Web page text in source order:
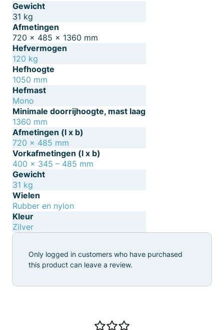
Gewicht
31 kg
Afmetingen
720 × 485 × 1360 mm
Hefvermogen
120 kg
Hefhoogte
1050 mm
Hefmast
Mono
Minimale doorrijhoogte, mast laag
1360 mm
Afmetingen (l x b)
720 x 485 mm
Vorkafmetingen (l x b)
400 x 345 – 485 mm
Gewicht
31 kg
Wielen
Rubber en nylon
Kleur
Zilver
Only logged in customers who have purchased
this product can leave a review.